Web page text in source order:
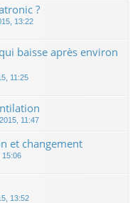
?
13:22
baisse après environ
11:25
11:47
et changement
15:06
13:52